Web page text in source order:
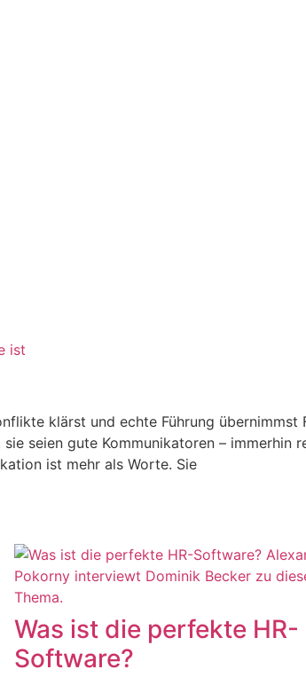
klärst und echte Führung
seien gute Kommunikatoren – immerhin
ist mehr als Worte. Sie
Was ist die perfekte HR-
Software?